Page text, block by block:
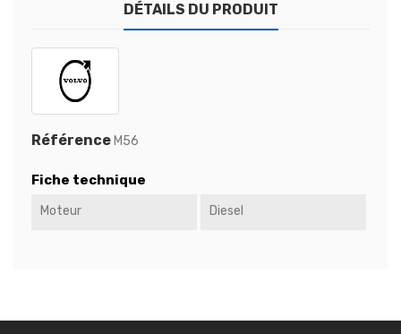
DÉTAILS DU PRODUIT
Référence M56
Fiche technique
Moteur Diesel